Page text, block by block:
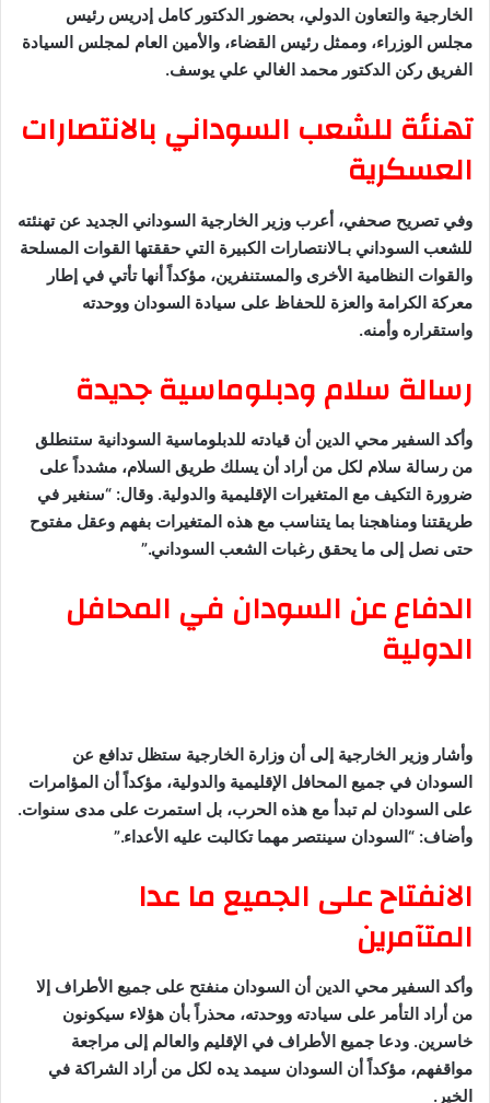
الخارجية والتعاون الدولي، بحضور الدكتور كامل إدريس رئيس
مجلس الوزراء، وممثل رئيس القضاء، والأمين العام لمجلس السيادة
الفريق ركن الدكتور محمد الغالي علي يوسف.
تهنئة للشعب السوداني بالانتصارات
العسكرية
وفي تصريح صحفي، أعرب وزير الخارجية السوداني الجديد عن تهنئته
للشعب السوداني بـالانتصارات الكبيرة التي حققتها القوات المسلحة
والقوات النظامية الأخرى والمستنفرين، مؤكداً أنها تأتي في إطار
معركة الكرامة والعزة للحفاظ على سيادة السودان ووحدته
واستقراره وأمنه.
رسالة سلام ودبلوماسية جديدة
وأكد السفير محي الدين أن قيادته للدبلوماسية السودانية ستنطلق
من رسالة سلام لكل من أراد أن يسلك طريق السلام، مشدداً على
ضرورة التكيف مع المتغيرات الإقليمية والدولية. وقال: “سنغير في
طريقتنا ومناهجنا بما يتناسب مع هذه المتغيرات بفهم وعقل مفتوح
حتى نصل إلى ما يحقق رغبات الشعب السوداني.”
الدفاع عن السودان في المحافل
الدولية
وأشار وزير الخارجية إلى أن وزارة الخارجية ستظل تدافع عن
السودان في جميع المحافل الإقليمية والدولية، مؤكداً أن المؤامرات
على السودان لم تبدأ مع هذه الحرب، بل استمرت على مدى سنوات.
وأضاف: “السودان سينتصر مهما تكالبت عليه الأعداء.”
الانفتاح على الجميع ما عدا
المتآمرين
وأكد السفير محي الدين أن السودان منفتح على جميع الأطراف إلا
من أراد التأمر على سيادته ووحدته، محذراً بأن هؤلاء سيكونون
خاسرين. ودعا جميع الأطراف في الإقليم والعالم إلى مراجعة
مواقفهم، مؤكداً أن السودان سيمد يده لكل من أراد الشراكة في
الخير.